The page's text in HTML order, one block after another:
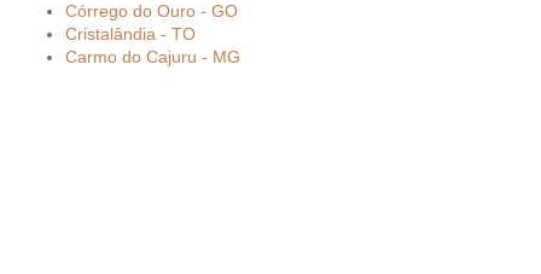
Córrego do Ouro - GO
Cristalândia - TO
Carmo do Cajuru - MG